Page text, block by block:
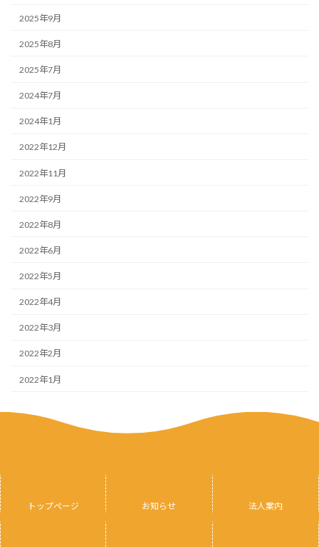
2025年9月
2025年8月
2025年7月
2024年7月
2024年1月
2022年12月
2022年11月
2022年9月
2022年8月
2022年6月
2022年5月
2022年4月
2022年3月
2022年2月
2022年1月
トップページ お知らせ 法人案内